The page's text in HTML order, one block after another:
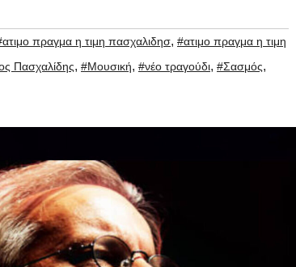
πραγμα η τιμη πασχαλιδησ, #ατιμο πραγμα η τιμη
Πασχαλίδης, #Μουσική, #νέο τραγούδι, #Σασμός,